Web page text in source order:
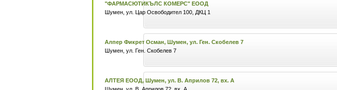
"ФАРМАСЮТИКЪЛС КОМЕРС" ЕООД
Шумен, ул. Цар Освободител 100, ДКЦ 1
Алпер Фикрет Осман, Шумен, ул. Ген. Скобелев 7
Шумен, ул. Ген. Скобелев 7
АЛТЕЯ ЕООД, Шумен, ул. В. Априлов 72, вх. А